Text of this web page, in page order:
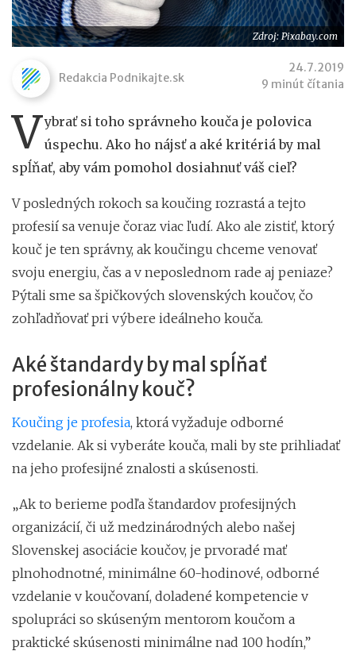
Zdroj: Pixabay.com
Redakcia Podnikajte.sk
24.7.2019
9 minút čítania
Vybrať si toho správneho kouča je polovica
úspechu. Ako ho nájsť a aké kritériá by mal
spĺňať, aby vám pomohol dosiahnuť váš cieľ?
V posledných rokoch sa koučing rozrastá a tejto
profesií sa venuje čoraz viac ľudí. Ako ale zistiť, ktorý
kouč je ten správny, ak koučingu chceme venovať
svoju energiu, čas a v neposlednom rade aj peniaze?
Pýtali sme sa špičkových slovenských koučov, čo
zohľadňovať pri výbere ideálneho kouča.
Aké štandardy by mal spĺňať
profesionálny kouč?
Koučing je profesia, ktorá vyžaduje odborné
vzdelanie. Ak si vyberáte kouča, mali by ste prihliadať
na jeho profesijné znalosti a skúsenosti.
„Ak to berieme podľa štandardov profesijných
organizácií, či už medzinárodných alebo našej
Slovenskej asociácie koučov, je prvoradé mať
plnohodnotné, minimálne 60-hodinové, odborné
vzdelanie v koučovaní, doladené kompetencie v
spolupráci so skúseným mentorom koučom a
praktické skúsenosti minimálne nad 100 hodín,”